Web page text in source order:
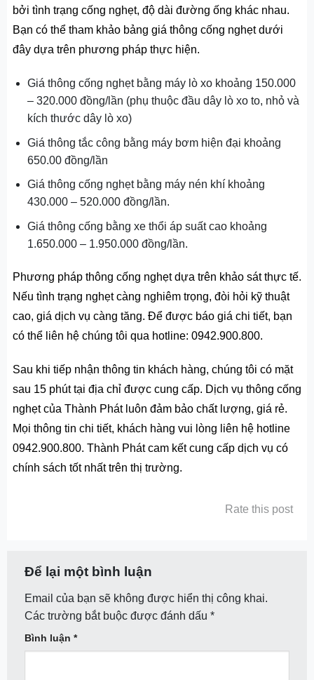
bởi tình trạng cống nghẹt, độ dài đường ống khác nhau.
Bạn có thể tham khảo bảng giá thông cống nghẹt dưới
đây dựa trên phương pháp thực hiện.
Giá thông cống nghẹt bằng máy lò xo khoảng 150.000
– 320.000 đồng/lần (phụ thuộc đầu dây lò xo to, nhỏ và
kích thước dây lò xo)
Giá thông tắc công bằng máy bơm hiện đại khoảng
650.00 đồng/lần
Giá thông cống nghẹt bằng máy nén khí khoảng
430.000 – 520.000 đồng/lần.
Giá thông cống bằng xe thổi áp suất cao khoảng
1.650.000 – 1.950.000 đồng/lần.
Phương pháp thông cống nghẹt dựa trên khảo sát thực tế.
Nếu tình trạng nghẹt càng nghiêm trọng, đòi hỏi kỹ thuật
cao, giá dịch vụ càng tăng. Để được báo giá chi tiết, bạn
có thể liên hệ chúng tôi qua hotline: 0942.900.800.
Sau khi tiếp nhận thông tin khách hàng, chúng tôi có mặt
sau 15 phút tại địa chỉ được cung cấp. Dịch vụ thông cống
nghẹt của Thành Phát luôn đảm bảo chất lượng, giá rẻ.
Mọi thông tin chi tiết, khách hàng vui lòng liên hệ hotline
0942.900.800. Thành Phát cam kết cung cấp dịch vụ có
chính sách tốt nhất trên thị trường.
Rate this post
Để lại một bình luận
Email của bạn sẽ không được hiển thị công khai.
Các trường bắt buộc được đánh dấu *
Bình luận *